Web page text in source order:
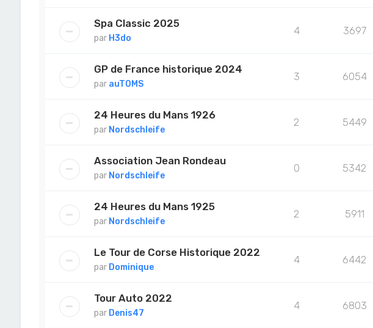
Spa Classic 2025
par H3do
4 3697
GP de France historique 2024
par auTOMS
3 6054
24 Heures du Mans 1926
par Nordschleife
2 5449
Association Jean Rondeau
par Nordschleife
0 5342
24 Heures du Mans 1925
par Nordschleife
2 5911
Le Tour de Corse Historique 2022
par Dominique
4 6442
Tour Auto 2022
par Denis47
4 6803